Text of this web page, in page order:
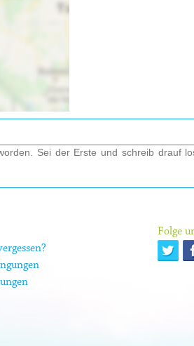
Sei der Erste und schreib drauf
Folge